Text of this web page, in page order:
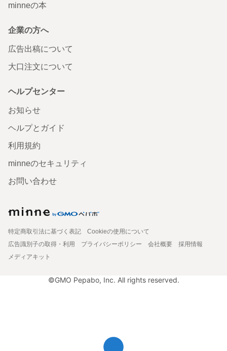
minneの本
企業の方へ
広告出稿について
大口注文について
ヘルプセンター
お知らせ
ヘルプとガイド
利用規約
minneのセキュリティ
お問い合わせ
特定商取引法に基づく表記
Cookieの使用について
広告識別子の取得・利用
プライバシーポリシー 会社概要
採用情報
メディアキット
©GMO Pepabo, Inc. All rights reserved.